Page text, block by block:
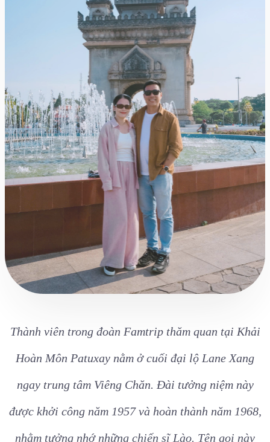
Thành viên trong đoàn Famtrip thăm quan tại Khải
Hoàn Môn Patuxay nằm ở cuối đại lộ Lane Xang
ngay trung tâm Viêng Chăn. Đài tưởng niệm này
được khởi công năm 1957 và hoàn thành năm 1968,
nhằm tưởng nhớ những chiến sĩ Lào. Tên gọi này